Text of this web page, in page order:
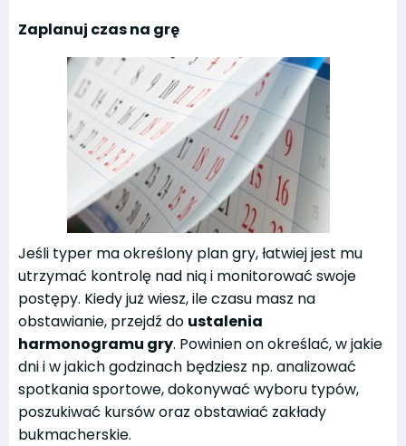
Zaplanuj czas na grę
Jeśli typer ma określony plan gry, łatwiej jest mu
utrzymać kontrolę nad nią i monitorować swoje
postępy. Kiedy już wiesz, ile czasu masz na
obstawianie, przejdź do ustalenia
harmonogramu gry. Powinien on określać, w jakie
dni i w jakich godzinach będziesz np. analizować
spotkania sportowe, dokonywać wyboru typów,
poszukiwać kursów oraz obstawiać zakłady
bukmacherskie.